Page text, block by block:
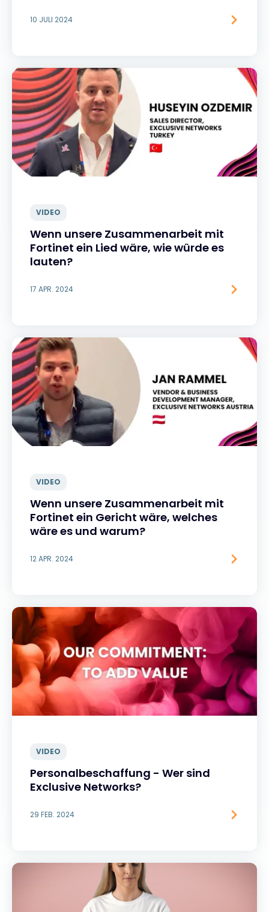
10 JULI 2024
VIDEO
Wenn unsere Zusammenarbeit mit
Fortinet ein Lied wäre, wie würde es
lauten?
17 APR. 2024
VIDEO
Wenn unsere Zusammenarbeit mit
Fortinet ein Gericht wäre, welches
wäre es und warum?
12 APR. 2024
VIDEO
Personalbeschaffung - Wer sind
Exclusive Networks?
29 FEB. 2024